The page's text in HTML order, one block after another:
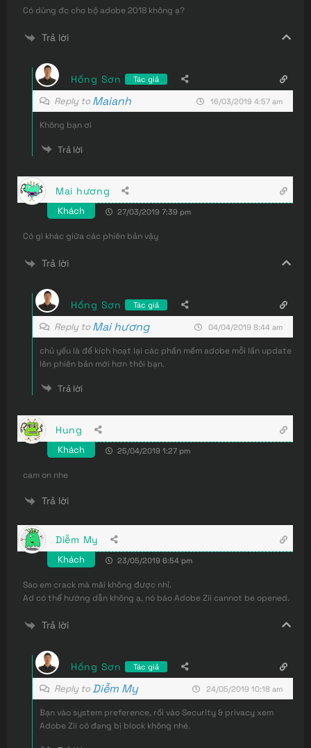
Có dùng đc cho bộ adobe 2018 không ạ?
Trả lời
Hồng Sơn Tác giả
Reply to Maianh 16/03/2019 4:57 am
Không bạn ơi
Trả lời
Mai hương
Khách 27/03/2019 7:39 pm
Có gì khác giữa các phiên bản vậy
Trả lời
Hồng Sơn Tác giả
Reply to Mai hương 04/04/2019 8:44 am
chủ yếu là để kích hoạt lại các phần mềm adobe mỗi lần update
lên phiên bản mới hơn thôi bạn.
Trả lời
Hung
Khách 25/04/2019 1:27 pm
cam on nhe
Trả lời
Diễm My
Khách 23/05/2019 6:54 pm
Sao em crack mà mãi không được nhỉ.
Ad có thể hướng dẫn không ạ, nó báo Adobe Zii cannot be opened.
Trả lời
Hồng Sơn Tác giả
Reply to Diễm My 24/05/2019 10:18 am
Bạn vào system preference, rồi vào Security & privacy xem
Adobe Zii có đang bị block không nhé.